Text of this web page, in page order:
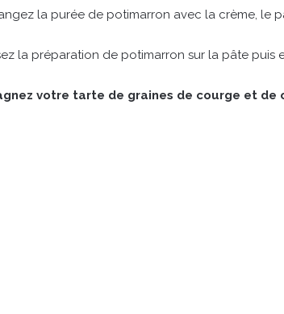
la purée de potimarron avec la crème, le
la préparation de potimarron sur la pâte puis
votre tarte de graines de courge et de